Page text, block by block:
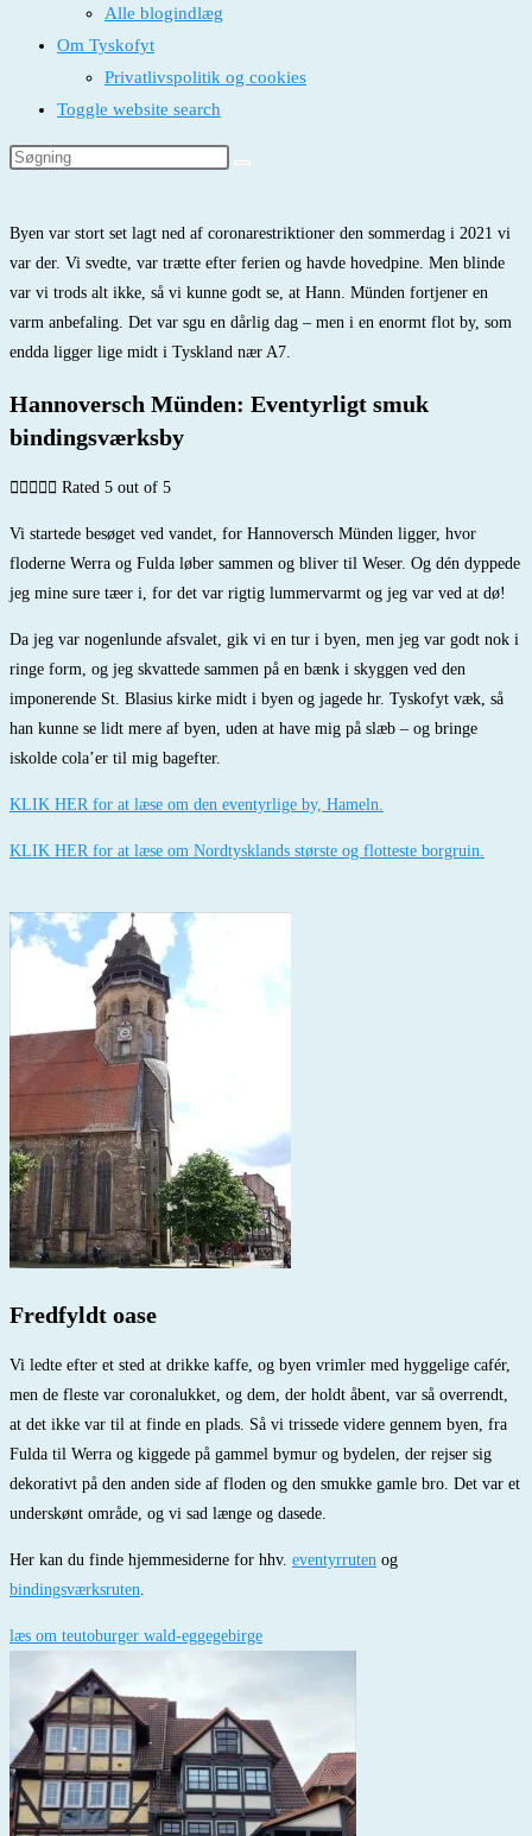
Alle blogindlæg
Om Tyskofyt
Privatlivspolitik og cookies
Toggle website search
Byen var stort set lagt ned af coronarestriktioner den sommerdag i 2021 vi
var der. Vi svedte, var trætte efter ferien og havde hovedpine. Men blinde
var vi trods alt ikke, så vi kunne godt se, at Hann. Münden fortjener en
varm anbefaling. Det var sgu en dårlig dag – men i en enormt flot by, som
endda ligger lige midt i Tyskland nær A7.
Hannoversch Münden: Eventyrligt smuk
bindingsværksby
     Rated 5 out of 5
Vi startede besøget ved vandet, for Hannoversch Münden ligger, hvor
floderne Werra og Fulda løber sammen og bliver til Weser. Og dén dyppede
jeg mine sure tæer i, for det var rigtig lummervarmt og jeg var ved at dø!
Da jeg var nogenlunde afsvalet, gik vi en tur i byen, men jeg var godt nok i
ringe form, og jeg skvattede sammen på en bænk i skyggen ved den
imponerende St. Blasius kirke midt i byen og jagede hr. Tyskofyt væk, så
han kunne se lidt mere af byen, uden at have mig på slæb – og bringe
iskolde cola’er til mig bagefter.
KLIK HER for at læse om den eventyrlige by, Hameln.
KLIK HER for at læse om Nordtysklands største og flotteste borgruin.
Fredfyldt oase
Vi ledte efter et sted at drikke kaffe, og byen vrimler med hyggelige cafér,
men de fleste var coronalukket, og dem, der holdt åbent, var så overrendt,
at det ikke var til at finde en plads. Så vi trissede videre gennem byen, fra
Fulda til Werra og kiggede på gammel bymur og bydelen, der rejser sig
dekorativt på den anden side af floden og den smukke gamle bro. Det var et
underskønt område, og vi sad længe og dasede.
Her kan du finde hjemmesiderne for hhv. eventyrruten og
bindingsværksruten.
læs om teutoburger wald-eggegebirge